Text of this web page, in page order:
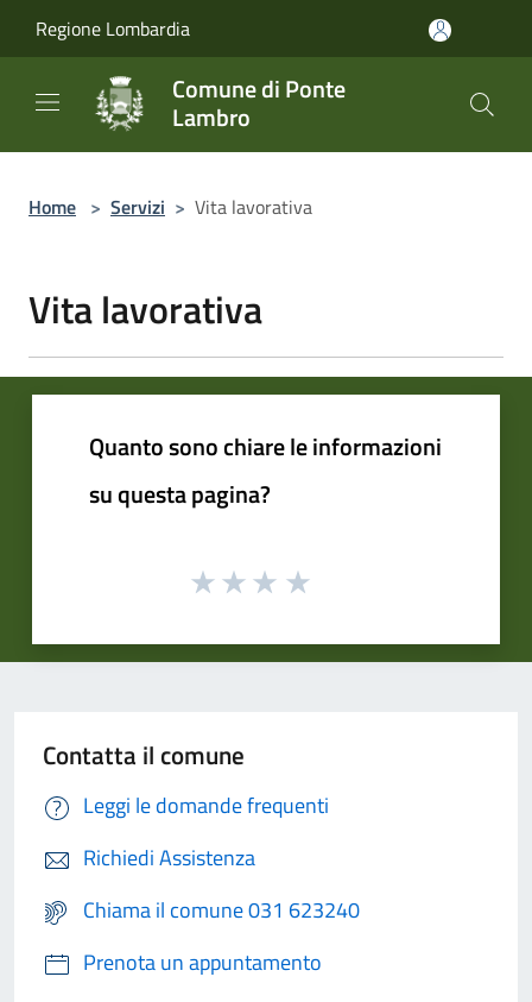
Regione Lombardia
Comune di Ponte
Lambro
Home > Servizi > Vita lavorativa
Vita lavorativa
Quanto sono chiare le informazioni
su questa pagina?
Contatta il comune
Leggi le domande frequenti
Richiedi Assistenza
Chiama il comune 031 623240
Prenota un appuntamento